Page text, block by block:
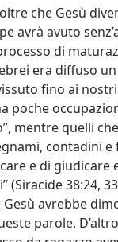
che Gesù
avrà avuto
di
era diffuso
fino ai
poche
mentre quelli
contadini e
e di giudicare
(Siracide 38:24,
Gesù avrebbe
parole.